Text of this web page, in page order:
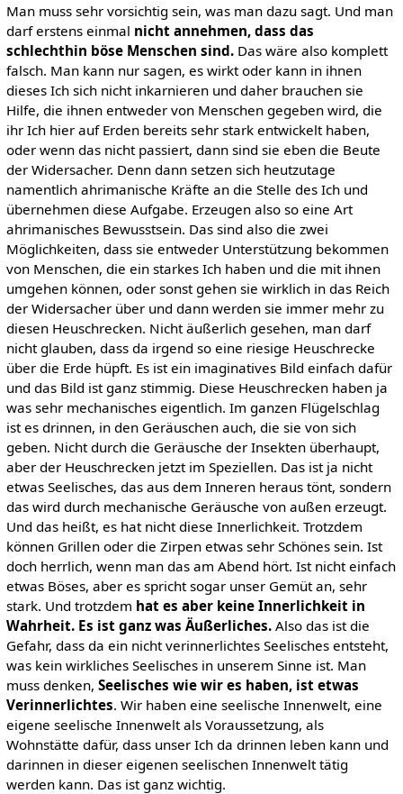
Man muss sehr vorsichtig sein, was man dazu sagt. Und man
darf erstens einmal nicht annehmen, dass das
schlechthin böse Menschen sind.Das wäre also komplett
falsch. Man kann nur sagen, es wirkt oder kann in ihnen
dieses Ich sich nicht inkarnieren und daher brauchen sie
Hilfe, die ihnen entweder von Menschen gegeben wird, die
ihr Ich hier auf Erden bereits sehr stark entwickelt haben,
oder wenn das nicht passiert, dann sind sie eben die Beute
der Widersacher. Denn dann setzen sich heutzutage
namentlich ahrimanische Kräfte an die Stelle des Ich und
übernehmen diese Aufgabe. Erzeugen also so eine Art
ahrimanisches Bewusstsein. Das sind also die zwei
Möglichkeiten, dass sie entweder Unterstützung bekommen
von Menschen, die ein starkes Ich haben und die mit ihnen
umgehen können, oder sonst gehen sie wirklich in das Reich
der Widersacher über und dann werden sie immer mehr zu
diesen Heuschrecken. Nicht äußerlich gesehen, man darf
nicht glauben, dass da irgend so eine riesige Heuschrecke
über die Erde hüpft. Es ist ein imaginatives Bild einfach dafür
und das Bild ist ganz stimmig. Diese Heuschrecken haben ja
was sehr mechanisches eigentlich. Im ganzen Flügelschlag
ist es drinnen, in den Geräuschen auch, die sie von sich
geben. Nicht durch die Geräusche der Insekten überhaupt,
aber der Heuschrecken jetzt im Speziellen. Das ist ja nicht
etwas Seelisches, das aus dem Inneren heraus tönt, sondern
das wird durch mechanische Geräusche von außen erzeugt.
Und das heißt, es hat nicht diese Innerlichkeit. Trotzdem
können Grillen oder die Zirpen etwas sehr Schönes sein. Ist
doch herrlich, wenn man das am Abend hört. Ist nicht einfach
etwas Böses, aber es spricht sogar unser Gemüt an, sehr
stark. Und trotzdem hat es aber keine Innerlichkeit in
Wahrheit. Es ist ganz was Äußerliches.Also das ist die
Gefahr, dass da ein nicht verinnerlichtes Seelisches entsteht,
was kein wirkliches Seelisches in unserem Sinne ist. Man
muss denken, Seelisches wie wir es haben, ist etwas
Verinnerlichtes. Wir haben eine seelische Innenwelt, eine
eigene seelische Innenwelt als Voraussetzung, als
Wohnstätte dafür, dass unser Ich da drinnen leben kann und
darinnen in dieser eigenen seelischen Innenwelt tätig
werden kann. Das ist ganz wichtig.